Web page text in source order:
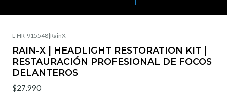
L-HR-915548|RainX
RAIN-X | HEADLIGHT RESTORATION KIT |
RESTAURACIÓN PROFESIONAL DE FOCOS
DELANTEROS
$27.990